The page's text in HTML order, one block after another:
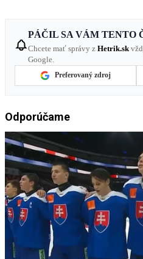
PÁČIL SA VÁM TENTO
Chcete mať správy z Hetrik.sk
Google.
Preferovaný zdroj
Odporúčame